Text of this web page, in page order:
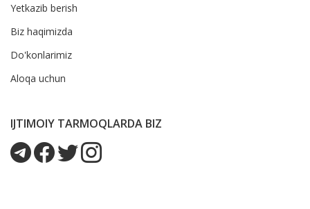
Yetkazib berish
Biz haqimizda
Do'konlarimiz
Aloqa uchun
IJTIMOIY TARMOQLARDA BIZ